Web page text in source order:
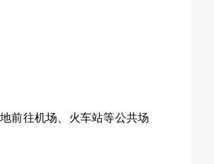
前往机场、火车站等公共场